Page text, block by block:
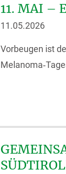
11. MAI –
11.05.2026
Vorbeugen ist